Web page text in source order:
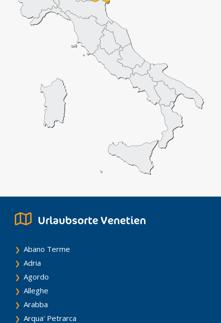
Urlaubsorte Venetien
Abano Terme
Adria
Agordo
Alleghe
Arabba
Arqua' Petrarca